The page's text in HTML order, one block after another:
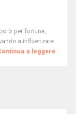
o per fortuna,
a influenzare
a leggere